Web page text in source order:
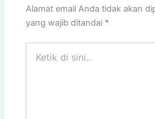
Alamat email Anda tidak akan
yang wajib ditandai *